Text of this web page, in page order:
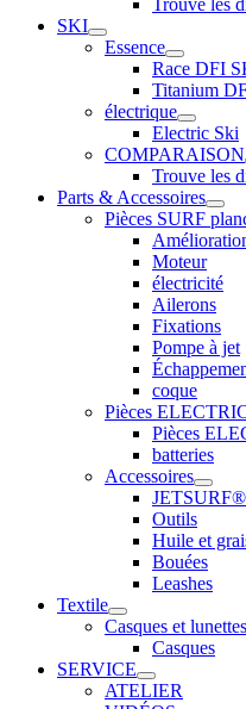
Trouve les
SKI
Essence
Race DFI
Titanium
électrique
Electric Ski
COMPARAISON
Trouve les
Parts & Accessoires
Pièces SURF
Moteur
électricité
Ailerons
Fixations
Pompe à jet
coque
Pièces
Pièces
batteries
Accessoires
Outils
Huile et
Bouées
Leashes
Textile
Casques et lunettes
Casques
SERVICE
ATELIER